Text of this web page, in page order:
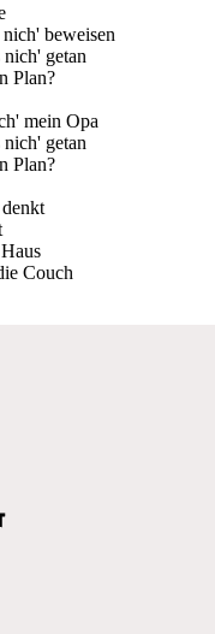
beweisen
getan
Plan?
mein Opa
getan
Plan?
Couch